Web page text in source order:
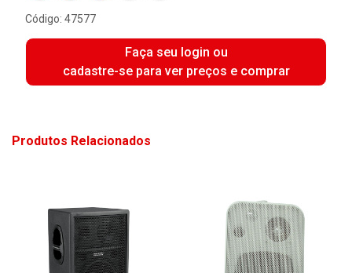
Código: 47577
Faça seu login ou
cadastre-se para ver preços e comprar
Produtos Relacionados